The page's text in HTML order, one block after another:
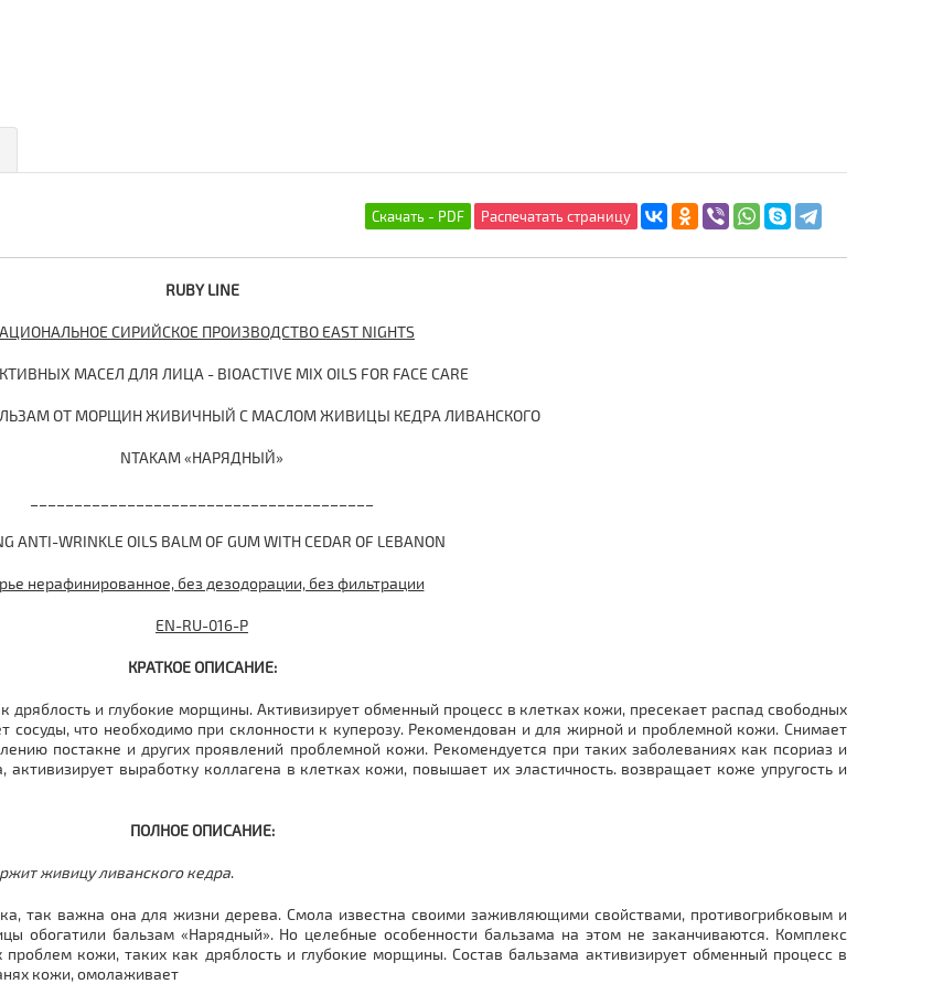
RUBY LINE
СИРИЙСКОЕ ПРОИЗВОДСТВО EAST NIGHTS
МАСЕЛ ДЛЯ ЛИЦА - BIOACTIVE MIX OILS FOR FACE CARE
ОТ МОРЩИН ЖИВИЧНЫЙ C МАСЛОМ ЖИВИЦЫ КЕДРА ЛИВАНСКОГО
NTAKAM «НАРЯДНЫЙ»
ANTI-WRINKLE OILS BALM OF GUM WITH CEDAR OF LEBANON
нерафинированное, без дезодорации, без фильтрации
EN-RU-016-Р
КРАТКОЕ ОПИСАНИЕ:
и глубокие морщины. Активизирует обменный процесс в клетках кожи, пресекает распад свободных
сосуды, что необходимо при склонности к куперозу. Рекомендован и для жирной и проблемной кожи. Снимает
постакне и других проявлений проблемной кожи. Рекомендуется при таких заболеваниях как псориаз и
выработку коллагена в клетках кожи, повышает их эластичность. возвращает коже упругость и
ПОЛНОЕ ОПИСАНИЕ:
живицу ливанского кедра.
так важна она для жизни дерева. Смола известна своими заживляющими свойствами, противогрибковым и
обогатили бальзам «Нарядный». Но целебные особенности бальзама на этом не заканчиваются. Комплекс
кожи, таких как дряблость и глубокие морщины. Состав бальзама активизирует обменный процесс в
кожи, омолаживает